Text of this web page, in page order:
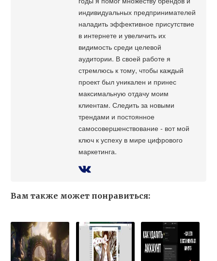
индивидуальных предпринимателей
наладить эффективное присутствие
в интернете и увеличить их
видимость среди целевой
аудитории. В своей работе я
стремлюсь к тому, чтобы каждый
проект был уникален и принес
максимальную отдачу моим
клиентам. Следить за новыми
трендами и постоянное
самосовершенствование - вот мой
ключ к успеху в мире цифрового
маркетинга.
Вам также может понравиться: